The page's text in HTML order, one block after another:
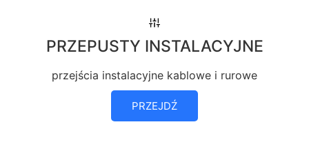
PRZEPUSTY INSTALACYJNE
przejścia instalacyjne kablowe i rurowe
PRZEJDŹ